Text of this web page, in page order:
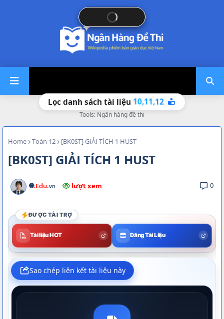
Lọc danh sách tài liệu 10,11,12
Tools: Ngân hàng đề thi
Home Toán 12 [BK0ST] GIẢI TÍCH 1 HUST
[BK0ST] GIẢI TÍCH 1 HUST
🌐.Edu.vn lượt xem 0
ĐƯỢC TÀI TRỢ
Tài liệu HOT Đăng Tài Liệu